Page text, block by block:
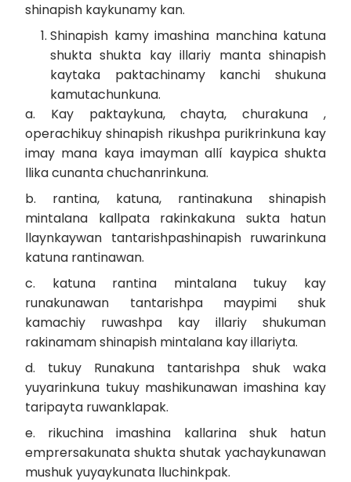
shinapish kaykunamy kan.
Shinapish kamy imashina manchina katuna
shukta shukta kay illariy manta shinapish
kaytaka paktachinamy kanchi shukuna
kamutachunkuna.
a. Kay paktaykuna, chayta, churakuna ,
operachikuy shinapish rikushpa purikrinkuna kay
imay mana kaya imayman allí kaypica shukta
llika cunanta chuchanrinkuna.
b. rantina, katuna, rantinakuna shinapish
mintalana kallpata rakinkakuna sukta hatun
llaynkaywan tantarishpashinapish ruwarinkuna
katuna rantinawan.
c. katuna rantina mintalana tukuy kay
runakunawan tantarishpa maypimi shuk
kamachiy ruwashpa kay illariy shukuman
rakinamam shinapish mintalana kay illariyta.
d. tukuy Runakuna tantarishpa shuk waka
yuyarinkuna tukuy mashikunawan imashina kay
taripayta ruwanklapak.
e. rikuchina imashina kallarina shuk hatun
emprersakunata shukta shutak yachaykunawan
mushuk yuyaykunata lluchinkpak.